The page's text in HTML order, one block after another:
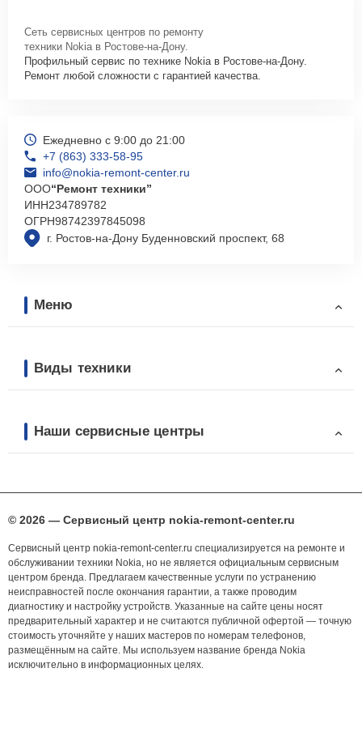
Сеть сервисных центров по ремонту
техники Nokia в Ростове-на-Дону.
Профильный сервис по технике Nokia в Ростове-на-Дону.
Ремонт любой сложности с гарантией качества.
г. Ростов-на-Дону Буденновский проспект, 68
Ежедневно с 9:00 до 21:00
+7 (863) 333-58-95
info@nokia-remont-center.ru
ООО“Ремонт техники”
ИНН234789782
ОГРН98742397845098
Меню
Виды техники
Наши сервисные центры
© 2026 — Сервисный центр nokia-remont-center.ru
Сервисный центр nokia-remont-center.ru специализируется на ремонте и
обслуживании техники Nokia, но не является официальным сервисным
центром бренда. Предлагаем качественные услуги по устранению
неисправностей после окончания гарантии, а также проводим
диагностику и настройку устройств. Указанные на сайте цены носят
предварительный характер и не считаются публичной офертой — точную
стоимость уточняйте у наших мастеров по номерам телефонов,
размещённым на сайте. Мы используем название бренда Nokia
исключительно в информационных целях.